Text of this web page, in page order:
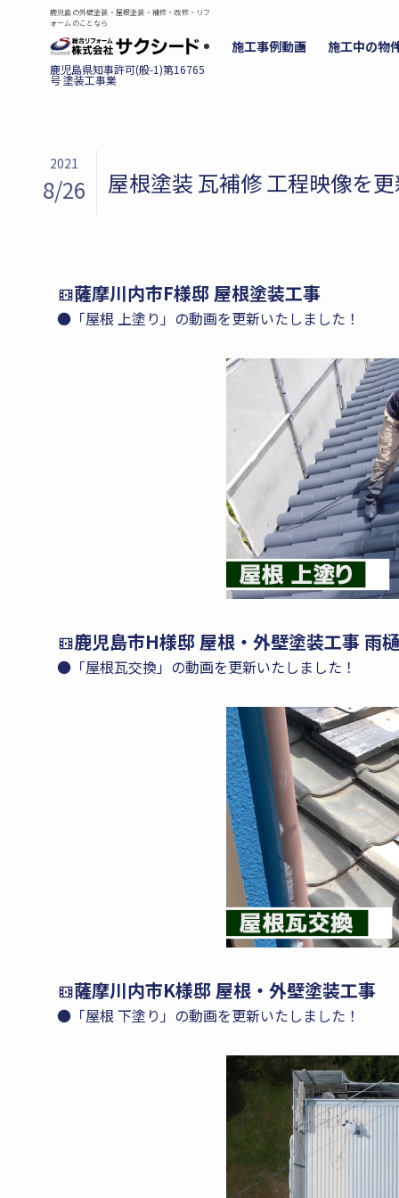
鹿児島の外壁塗装・屋根塗装・補修・改修・リフ
ォームのことなら
施工事例動画 施工中の物
屋根塗装 瓦補修 工程映像を
2021
8/26
薩摩川内市F様邸 屋根塗装工事
●「屋根 上塗り」の動画を更新いたしました！
鹿児島市H様邸 屋根・外壁塗装工事 雨
●「屋根瓦交換」の動画を更新いたしました！
薩摩川内市K様邸 屋根・外壁塗装工事
●「屋根 下塗り」の動画を更新いたしました！